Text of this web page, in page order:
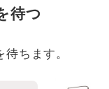
待つ
ちます。